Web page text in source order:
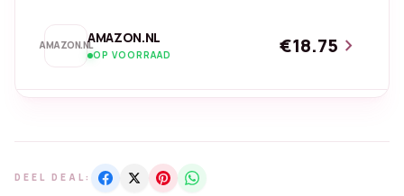
AMAZON.NLAMAZON.NL
OP VOORRAAD €18.75 chevron_right
DEEL DEAL: